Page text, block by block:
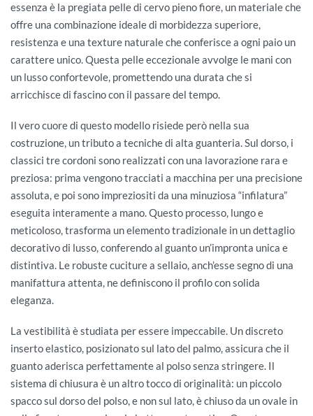
essenza è la pregiata pelle di cervo pieno fiore, un materiale che
offre una combinazione ideale di morbidezza superiore,
resistenza e una texture naturale che conferisce a ogni paio un
carattere unico. Questa pelle eccezionale avvolge le mani con
un lusso confortevole, promettendo una durata che si
arricchisce di fascino con il passare del tempo.
Il vero cuore di questo modello risiede però nella sua
costruzione, un tributo a tecniche di alta guanteria. Sul dorso, i
classici tre cordoni sono realizzati con una lavorazione rara e
preziosa: prima vengono tracciati a macchina per una precisione
assoluta, e poi sono impreziositi da una minuziosa “infilatura”
eseguita interamente a mano. Questo processo, lungo e
meticoloso, trasforma un elemento tradizionale in un dettaglio
decorativo di lusso, conferendo al guanto un’impronta unica e
distintiva. Le robuste cuciture a sellaio, anch’esse segno di una
manifattura attenta, ne definiscono il profilo con solida
eleganza.
La vestibilità è studiata per essere impeccabile. Un discreto
inserto elastico, posizionato sul lato del palmo, assicura che il
guanto aderisca perfettamente al polso senza stringere. Il
sistema di chiusura è un altro tocco di originalità: un piccolo
spacco sul dorso del polso, e non sul lato, è chiuso da un ovale in